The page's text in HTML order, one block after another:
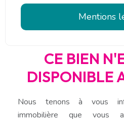
Mentions
CE BIEN
DISPONIBLE
Nous tenons à vous
immobilière que vous